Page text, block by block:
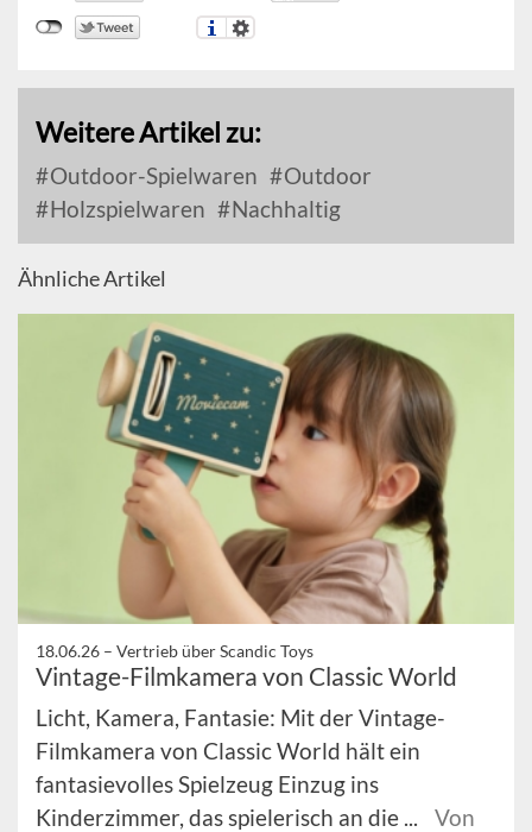
Weitere Artikel zu:
Outdoor-Spielwaren
Outdoor
Holzspielwaren
Nachhaltig
Ähnliche Artikel
18.06.26 – Vertrieb über Scandic Toys
Vintage-Filmkamera von Classic World
Licht, Kamera, Fantasie: Mit der Vintage-
Filmkamera von Classic World hält ein
fantasievolles Spielzeug Einzug ins
Kinderzimmer, das spielerisch an die ...
Von